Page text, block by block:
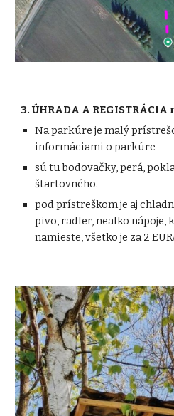
3.ÚHRADA A
Na parkúre je malý
informáciami o parkúre
sú tu bodovačky, perá,
štartovného.
pod prístreškom je aj
pivo, radler, nealko nápoje,
namieste, všetko je za 2